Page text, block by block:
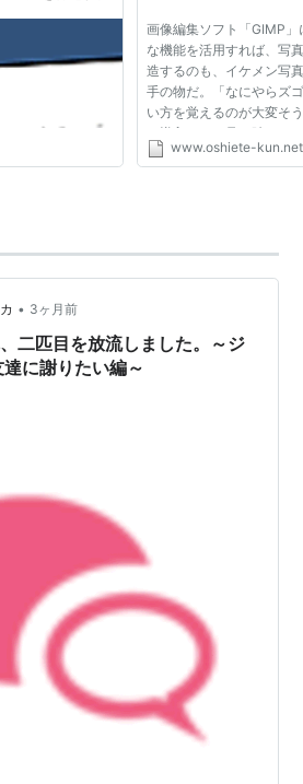
画像編集ソフト「GIMP
な機能を活用すれば、写
造するのも、イケメン写
手の物だ。「なにやらズ
い方を覚えるのが大変そ
の導入に二の足を踏んで
を参考にして、ぜひコラ
www.oshiete-kun.net
• 3ヶ月前
二匹目を放流しました。～ジ
に謝りたい編～